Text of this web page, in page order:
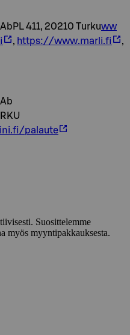
411, 20210 Turkuww
, https://www.marli.fi
,
palaute
Suosittelemme
myös myyntipakkauksesta.